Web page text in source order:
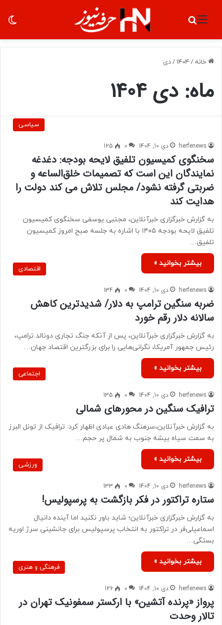
منو جستجو برای
خانه /۱۴۰۴ /دی
ماه: دی 1404
سیاسی
herfenews دی 10, 1404 0
125
سخنگوی کمیسیون تلفیق لایحه بودجه: دغدغه
نمایندگان این است که تصمیمات خلق‌الساعه و
ضربتی گرفته نشود/ مجلس تلاش می کند دولت را
هدایت کند
به گزارش خبرگزاری خبرآنلاین، مجتبی یوسفی سخنگوی کمیسیون
تلفیق لایحه بودجه ۱۴۰۵ با اشاره به جلسه صبح امروز کمیسیون
تلفیق…
بیشتر بخوانید »
اقتصادی
herfenews دی 10, 1404 0
134
ضربه سنگین ترامپ به دلار/ شدیدترین کاهش
سالانه دلار رقم خورد
به گزارش خبرگزاری خبرآنلاین، پس از آنکه جنگ تجاری دونالد ترامپ،
رئیس جمهور آمریکا، نگرانی‌هایی را برای بزرگترین اقتصاد جهان…
بیشتر بخوانید »
اجتماعی
herfenews دی 10, 1404 0
135
ترافیک سنگین در محورهای شمالی
به گزارش خبرآنلاین،سرهنگ هادی عبادی اظهار کرد: ترافیک از تونل البرز
به سمت سیاه بیشه جنوب به شمال پر حجم…
بیشتر بخوانید »
ورزشی
herfenews دی 10, 1404 0
133
ستاره تراکتور در فکر بازگشت به پرسپولیس!
به گزارش خبرگزاری خبرآنلاین؛ شاید باور نکنید اما آینده دانیال
اسماعیلی‌فر در تراکتور به انتخاب پرسپولیس برای جانشینی سرژ اوریه
بستگی…
بیشتر بخوانید »
فرهنگی و هنری
herfenews دی 10, 1404 0
126
پرواز «پرنده آتشین» با ارکستر سمفونیک تهران در
تالار وحدت